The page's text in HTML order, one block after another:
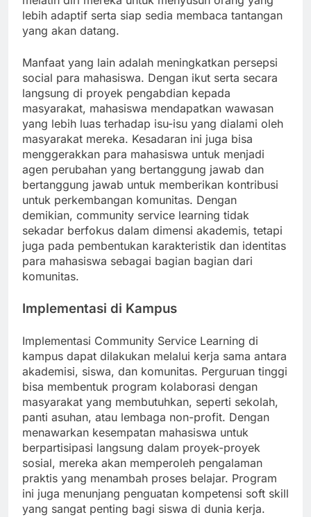
lebih adaptif serta siap sedia membaca tantangan
yang akan datang.
Manfaat yang lain adalah meningkatkan persepsi
social para mahasiswa. Dengan ikut serta secara
langsung di proyek pengabdian kepada
masyarakat, mahasiswa mendapatkan wawasan
yang lebih luas terhadap isu-isu yang dialami oleh
masyarakat mereka. Kesadaran ini juga bisa
menggerakkan para mahasiswa untuk menjadi
agen perubahan yang bertanggung jawab dan
bertanggung jawab untuk memberikan kontribusi
untuk perkembangan komunitas. Dengan
demikian, community service learning tidak
sekadar berfokus dalam dimensi akademis, tetapi
juga pada pembentukan karakteristik dan identitas
para mahasiswa sebagai bagian bagian dari
komunitas.
Implementasi di Kampus
Implementasi Community Service Learning di
kampus dapat dilakukan melalui kerja sama antara
akademisi, siswa, dan komunitas. Perguruan tinggi
bisa membentuk program kolaborasi dengan
masyarakat yang membutuhkan, seperti sekolah,
panti asuhan, atau lembaga non-profit. Dengan
menawarkan kesempatan mahasiswa untuk
berpartisipasi langsung dalam proyek-proyek
sosial, mereka akan memperoleh pengalaman
praktis yang menambah proses belajar. Program
ini juga menunjang penguatan kompetensi soft skill
yang sangat penting bagi siswa di dunia kerja.